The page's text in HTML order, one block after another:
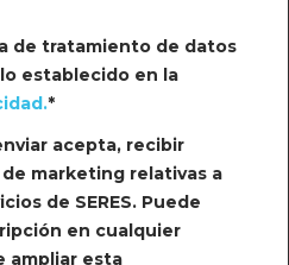
de tratamiento de datos
lo establecido en la
*
acepta, recibir
marketing relativas a
de SERES. Puede
en cualquier
ampliar esta